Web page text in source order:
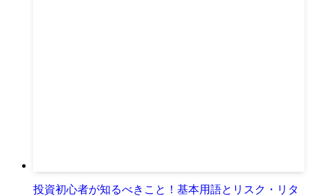
投資初心者が知るべきこと！基本用語とリスク・リタ